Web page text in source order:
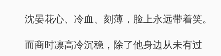
沈晏花心、冷血、刻薄，脸上永远带着笑。
而商时凛高冷沉稳，除了他身边从未有过